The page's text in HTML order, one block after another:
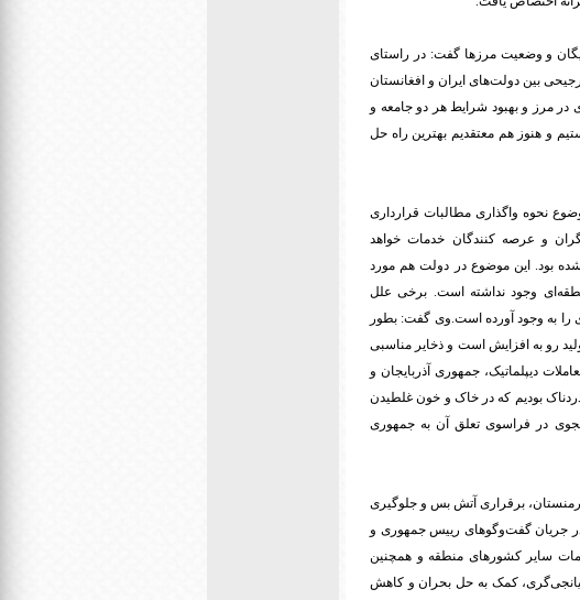
و وضعیت مرزها گفت: در راستای
بین دولت‌های ایران و افغانستان
در مرز و بهبود شرایط هر دو جامعه و
و هنوز هم معتقدیم بهترین راه حل
نحوه واگذاری مطالبات قرارداری
و عرصه کنندگان خدمات خواهد
بود. این موضوع در دولت هم مورد
وجود نداشته است. برخی علل
به وجود آورده است.وی گفت: بطور
رو به افزایش است و ذخایر مناسبی
دیپلماتیک، جمهوری آذربایجان و
بودیم که در خاک و خون غلطیدن
در فراسوی تعلق آن به جمهوری
برقراری آتش بس و جلوگیری
در جریان گفت‌وگوهای رییس جمهوری و
سایر کشورهای منطقه و همچنین
کمک به حل بحران و کاهش